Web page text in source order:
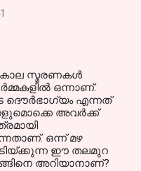
സ്മരണകള്‍
ഒന്നാണ്.
ദൌര്‍ഭാഗ്യം എന്നത്
അവര്‍ക്ക്
ഒന്ന് മഴ
ഈ തലമുറ
അറിയാനാണ്?